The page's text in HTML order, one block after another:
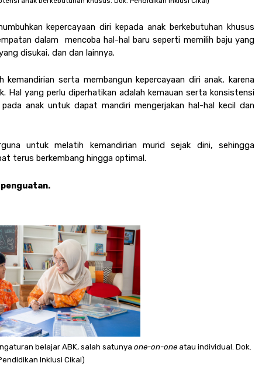
kepercayaan diri kepada anak berkebutuhan khusus
dalam  mencoba hal-hal baru seperti memilih baju yang
disukai, dan dan lainnya.
serta membangun kepercayaan diri anak, karena
Hal yang perlu diperhatikan adalah kemauan serta konsistensi
anak untuk dapat mandiri mengerjakan hal-hal kecil dan
untuk melatih kemandirian murid sejak dini, sehingga
terus berkembang hingga optimal.
belajar ABK, salah satunya one-on-one atau individual. Dok.
Inklusi Cikal)